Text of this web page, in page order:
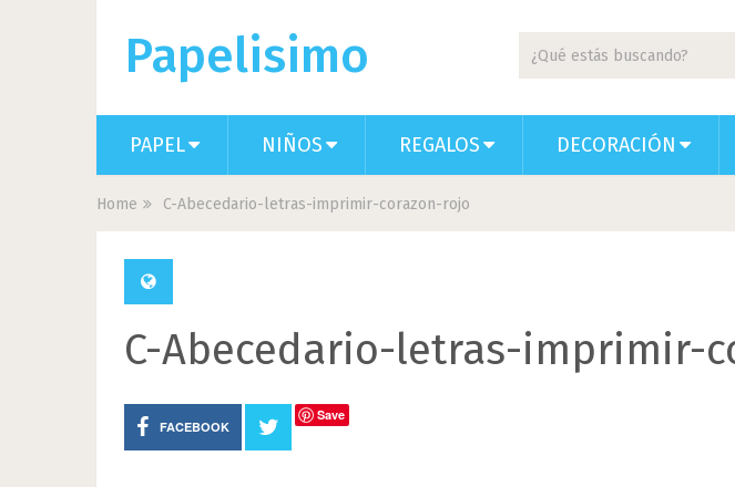
Papelisimo
PAPEL NIÑOS REGALOS DECORACIÓN
Home C-Abecedario-letras-imprimir-corazon-rojo
C-Abecedario-letras-imprimir-
FACEBOOK
Save